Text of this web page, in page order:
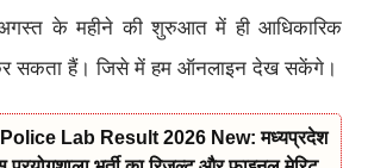
के महीने की शुरुआत में ही आधिकारिक
कर सकता हैं। जिसे में हम ऑनलाइन देख सकेंगे।
Police Lab Result 2026 New: मध्यप्रदेश